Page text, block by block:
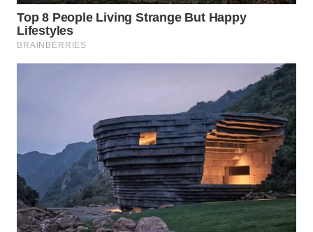
JATIM
WN
WN
KALTARA